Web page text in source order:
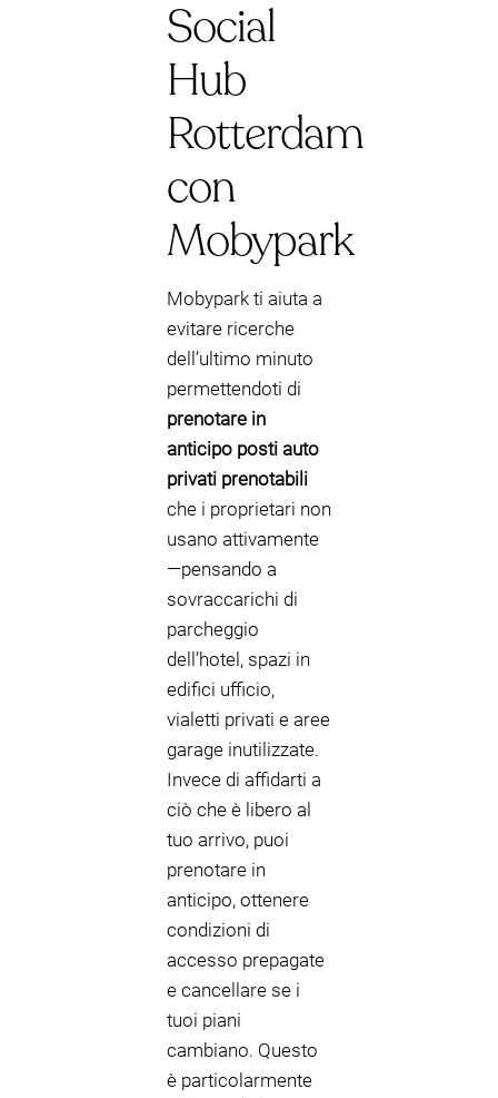
Social
Hub
Rotterdam
con
Mobypark
Mobypark ti aiuta a
evitare ricerche
dell’ultimo minuto
permettendoti di
prenotare in
anticipo posti auto
privati prenotabili
che i proprietari non
usano attivamente
—pensando a
sovraccarichi di
parcheggio
dell’hotel, spazi in
edifici ufficio,
vialetti privati e aree
garage inutilizzate.
Invece di affidarti a
ciò che è libero al
tuo arrivo, puoi
prenotare in
anticipo, ottenere
condizioni di
accesso prepagate
e cancellare se i
tuoi piani
cambiano. Questo
è particolarmente